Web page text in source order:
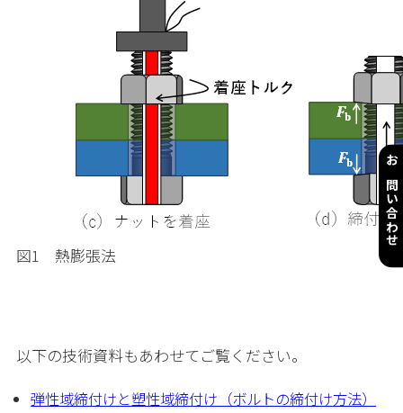
お問い合わせ
図1 熱膨張法
以下の技術資料もあわせてご覧ください。
弾性域締付けと塑性域締付け（ボルトの締付け方法）